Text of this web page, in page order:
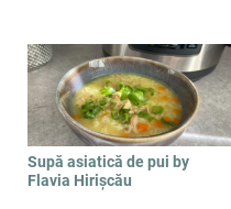
Supă asiatică de pui by
Flavia Hirișcău